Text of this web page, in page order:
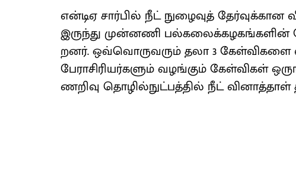
என்​டிஏ சார்​பில் நீட் நுழைவுத் தேர்​வுக்​கான
இருந்து முன்​னணி பல்​கலைக்​கழகங்​களின்
றனர். ஒவ்​வொரு​வரும் தலா 3
பேராசிரியர்​களும் வழங்​கும் கேள்வி​கள்
ணறிவு தொழில்​நுட்​பத்​தில் நீட் வினாத்​தாள்